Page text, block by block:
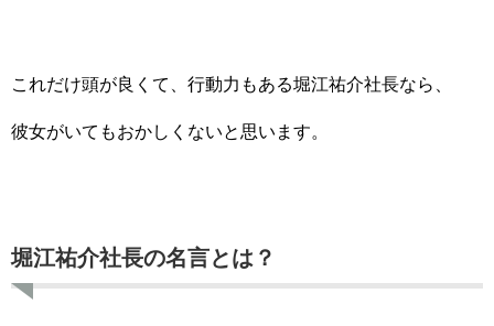
これだけ頭が良くて、行動力もある堀江祐介社長なら、
彼女がいてもおかしくないと思います。
堀江祐介社長の名言とは？